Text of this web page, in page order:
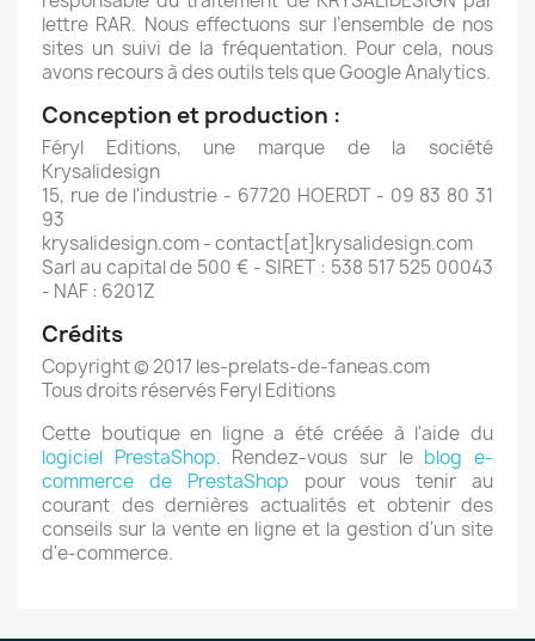
lettre RAR. Nous effectuons sur l’ensemble de nos
sites un suivi de la fréquentation. Pour cela, nous
avons recours à des outils tels que Google Analytics.
Conception et production :
Féryl Editions, une marque de la société
Krysalidesign
15, rue de l'industrie - 67720 HOERDT - 09 83 80 31
93
krysalidesign.com - contact[at]krysalidesign.com
Sarl au capital de 500 € - SIRET : 538 517 525 00043
- NAF : 6201Z
Crédits
Copyright © 2017 les-prelats-de-faneas.com
Tous droits réservés Feryl Editions
Cette boutique en ligne a été créée à l'aide du
logiciel PrestaShop. Rendez-vous sur le blog e-
commerce de PrestaShop pour vous tenir au
courant des dernières actualités et obtenir des
conseils sur la vente en ligne et la gestion d'un site
d'e-commerce.